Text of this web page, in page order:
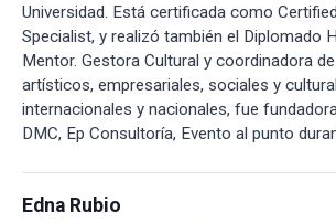
Universidad. Está certificada como
Specialist, y realizó también el Diplomado
Mentor. Gestora Cultural y coordinadora
artísticos, empresariales, sociales y
internacionales y nacionales, fue
DMC, Ep Consultoría, Evento al punto
Edna Rubio